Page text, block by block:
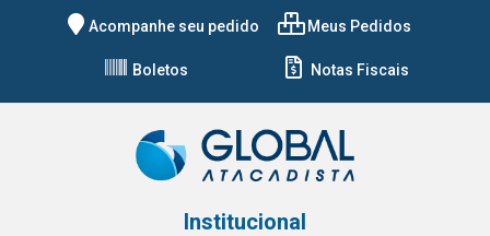
Acompanhe seu pedido Meus Pedidos
Boletos Notas Fiscais
Institucional